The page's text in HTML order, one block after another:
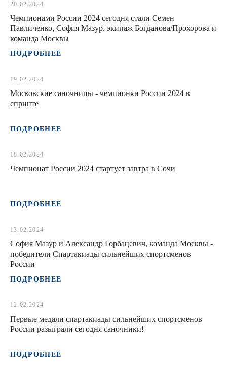
20.02.2024
Чемпионами России 2024 сегодня стали Семен
Павличенко, София Мазур, экипаж Богданова/Прохорова и
команда Москвы
ПОДРОБНЕЕ
19.02.2024
Московские саночницы - чемпионки России 2024 в
спринте
ПОДРОБНЕЕ
18.02.2024
Чемпионат России 2024 стартует завтра в Сочи
ПОДРОБНЕЕ
13.02.2024
София Мазур и Александр Горбацевич, команда Москвы -
победители Спартакиады сильнейших спортсменов
России
ПОДРОБНЕЕ
12.02.2024
Первые медали спартакиады сильнейших спортсменов
России разыграли сегодня саночники!
ПОДРОБНЕЕ